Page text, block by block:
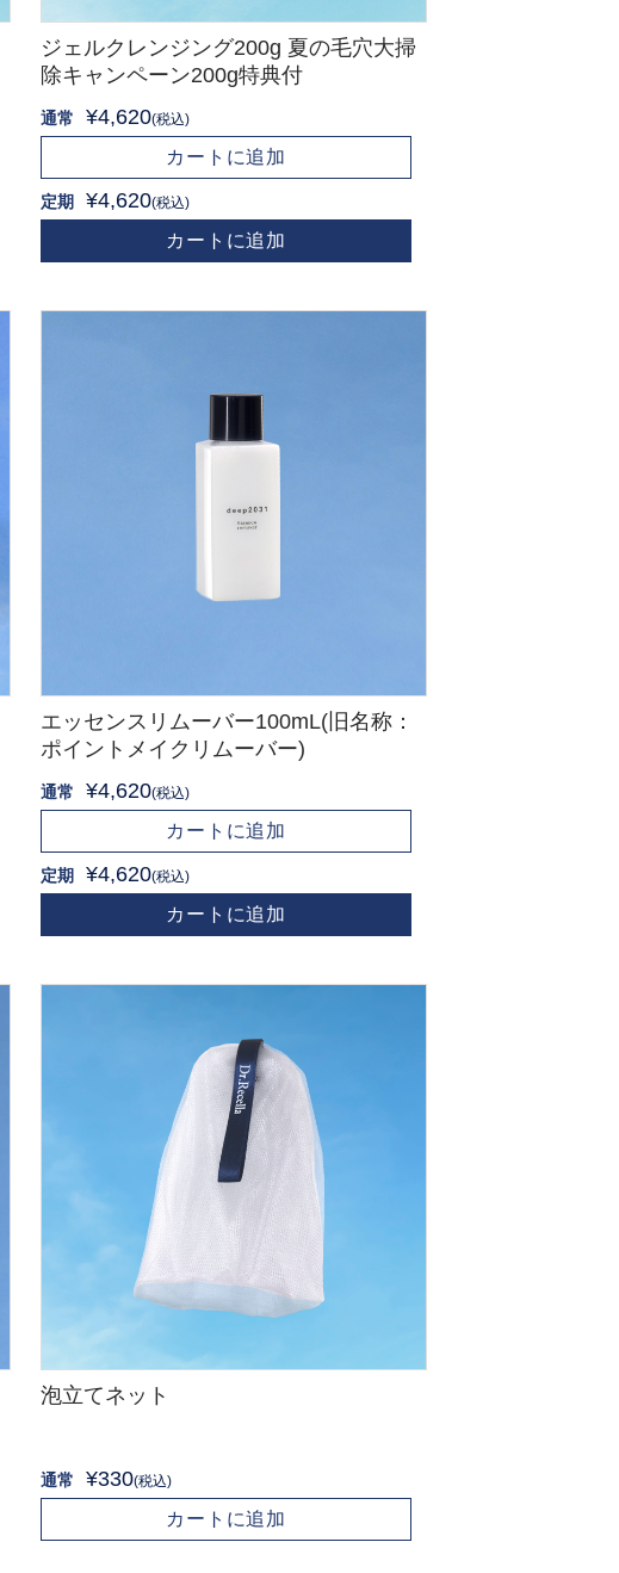
ジェルクレンジング200g 夏の毛穴大掃
除キャンペーン200g特典付
通常 ¥4,620(税込)
カートに追加
定期 ¥4,620(税込)
カートに追加
エッセンスリムーバー100mL(旧名称：
ポイントメイクリムーバー)
通常 ¥4,620(税込)
カートに追加
定期 ¥4,620(税込)
カートに追加
泡立てネット
通常 ¥330(税込)
カートに追加